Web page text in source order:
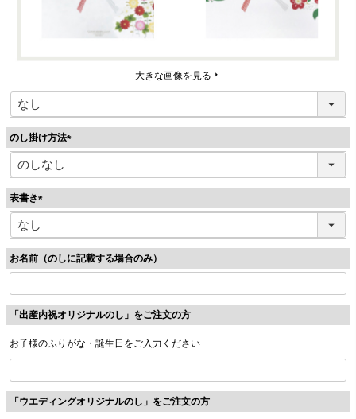
大きな画像を見る
のし掛け方法
(
表書き
(
必
お名前（のしに記載する場合のみ）
「出産内祝オリジナルのし」をご注文の方
お子様のふりがな・誕生日をご入力ください
「ウエディングオリジナルのし」をご注文の方